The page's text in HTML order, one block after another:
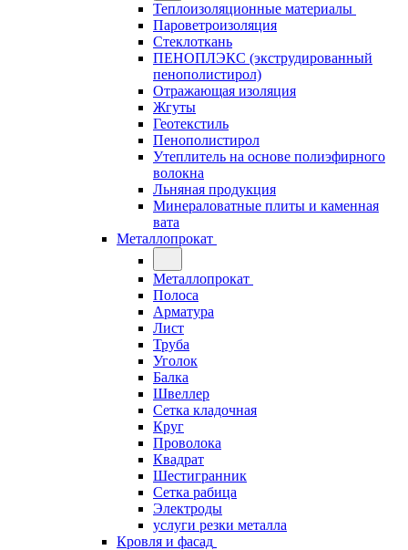
Теплоизоляционные материалы
Пароветроизоляция
Стеклоткань
ПЕНОПЛЭКС (экструдированный
пенополистирол)
Отражающая изоляция
Жгуты
Геотекстиль
Пенополистирол
Утеплитель на основе полиэфирного
волокна
Льняная продукция
Минераловатные плиты и каменная
вата
Металлопрокат
Металлопрокат
Полоса
Арматура
Лист
Труба
Уголок
Балка
Швеллер
Сетка кладочная
Круг
Проволока
Квадрат
Шестигранник
Сетка рабица
Электроды
услуги резки металла
Кровля и фасад